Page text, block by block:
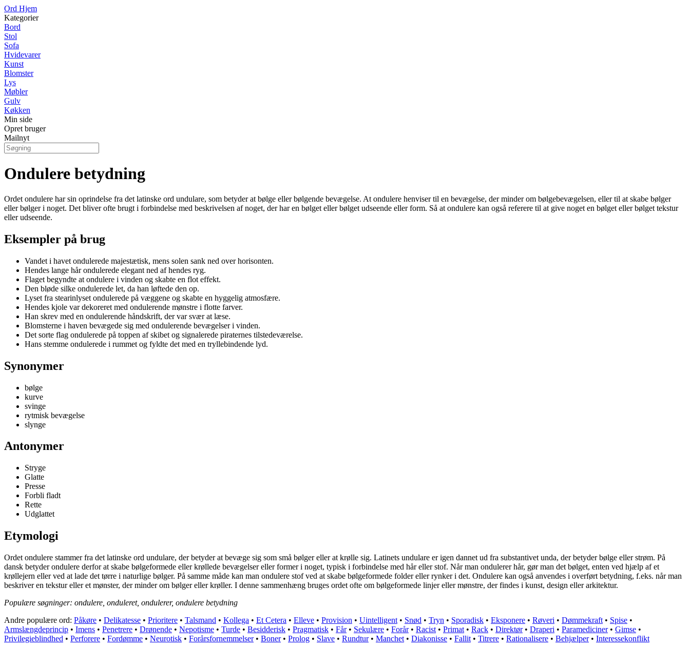
Ord Hjem
Kategorier
Bord
Stol
Sofa
Hvidevarer
Kunst
Blomster
Lys
Møbler
Gulv
Køkken
Min side
Opret bruger
Mailnyt
Ondulere betydning
Ordet ondulere har sin oprindelse fra det latinske ord undulare, som betyder at bølge eller bølgende bevægelse. At ondulere henviser til en bevægelse, der minder om bølgebevægelsen, eller til at skabe bølger
eller bølger i noget. Det bliver ofte brugt i forbindelse med beskrivelsen af ​​noget, der har en bølget eller bølget udseende eller form. Så at ondulere kan også referere til at give noget en bølget eller bølget tekstur
eller udseende.
Eksempler på brug
Vandet i havet ondulerede majestætisk, mens solen sank ned over horisonten.
Hendes lange hår ondulerede elegant ned af hendes ryg.
Flaget begyndte at ondulere i vinden og skabte en flot effekt.
Den bløde silke ondulerede let, da han løftede den op.
Lyset fra stearinlyset ondulerede på væggene og skabte en hyggelig atmosfære.
Hendes kjole var dekoreret med ondulerende mønstre i flotte farver.
Han skrev med en ondulerende håndskrift, der var svær at læse.
Blomsterne i haven bevægede sig med ondulerende bevægelser i vinden.
Det sorte flag ondulerede på toppen af skibet og signalerede piraternes tilstedeværelse.
Hans stemme ondulerede i rummet og fyldte det med en tryllebindende lyd.
Synonymer
bølge
kurve
svinge
rytmisk bevægelse
slynge
Antonymer
Stryge
Glatte
Presse
Forbli fladt
Rette
Udglattet
Etymologi
Ordet ondulere stammer fra det latinske ord undulare, der betyder at bevæge sig som små bølger eller at krølle sig. Latinets undulare er igen dannet ud fra substantivet unda, der betyder bølge eller strøm. På
dansk betyder ondulere derfor at skabe bølgeformede eller krøllede bevægelser eller former i noget, typisk i forbindelse med hår eller stof. Når man ondulerer hår, gør man det bølget, enten ved hjælp af et
krøllejern eller ved at lade det tørre i naturlige bølger. På samme måde kan man ondulere stof ved at skabe bølgeformede folder eller rynker i det. Ondulere kan også anvendes i overført betydning, f.eks. når man
beskriver en tekstur eller et mønster, der minder om bølger eller krøller. I denne sammenhæng bruges ordet ofte om bølgeformede linjer eller mønstre, der findes i kunst, design eller arkitektur.
Populære søgninger: ondulere, onduleret, ondulerer, ondulere betydning
Andre populære ord: Påkøre • Delikatesse • Prioritere • Talsmand • Kollega • Et Cetera • Elleve • Provision • Uintelligent • Snød • Tryn • Sporadisk • Eksponere • Røveri • Dømmekraft • Spise •
Armslængdeprincip • Imens • Penetrere • Drønende • Nepotisme • Turde • Besidderisk • Pragmatisk • Får• Sekulære • Forår• Racist • Primat • Rack • Direktør• Draperi • Paramediciner• Gimse •
Privilegieblindhed • Perforere • Fordømme • Neurotisk • Forårsfornemmelser• Boner• Prolog • Slave • Rundtur• Manchet • Diakonisse • Fallit • Titrere • Rationalisere • Behjælper• Interessekonflikt